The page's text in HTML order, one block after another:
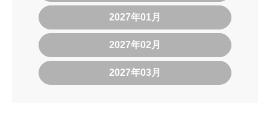
2027年01月
2027年02月
2027年03月